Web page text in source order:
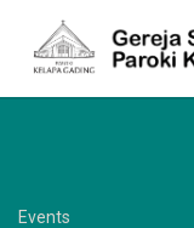
Events